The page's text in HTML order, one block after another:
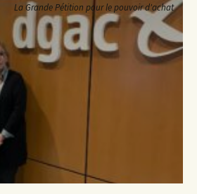
La Grande Pétition pour le pouvoir d'achat